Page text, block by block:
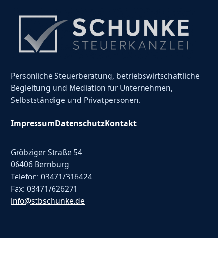
Persönliche Steuerberatung, betriebswirtschaftliche
Begleitung und Mediation für Unternehmen,
Selbstständige und Privatpersonen.
ImpressumDatenschutzKontakt
Gröbziger Straße 54
06406 Bernburg
Telefon: 03471/316424
Fax: 03471/626271
info@stbschunke.de